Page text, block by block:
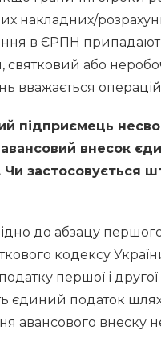
накладних/
в ЄРПН
святковий або
вважається
підприємець
внесок
Чи застосовується
до абзацу першого
кодексу
першої і другої
єдиний податок
авансового внеску